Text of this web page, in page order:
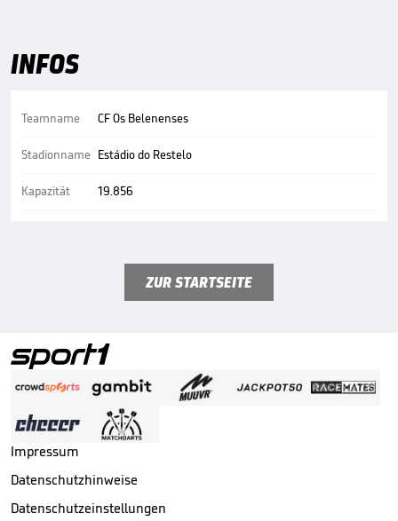
INFOS
Teamname
Stadionname
Kapazität
CF Os Belenenses
Estádio do Restelo
19.856
ZUR STARTSEITE
Impressum
Datenschutzhinweise
Datenschutzeinstellungen